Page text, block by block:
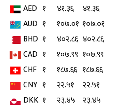
AED १ ४१.३६
४१.३६
AUD १ १०७.०१ १०७.०१
BHD १ ४०२.८६ ४०२.८६
CAD १ १०७.९९ १०७.९९
CHF १ १८७.६६ १८७.६६
CNY १ २२.५१
२२.५१
DKK १ २३.४५
२३.४५